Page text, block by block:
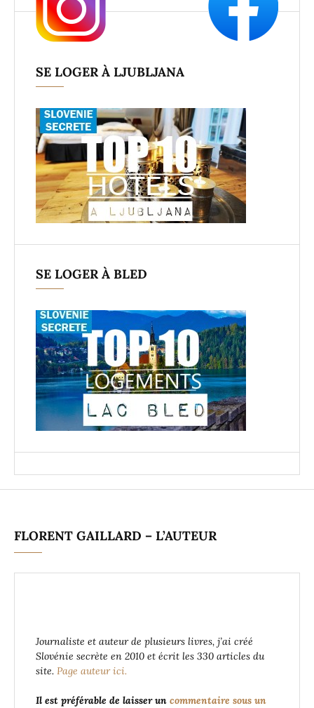
SE LOGER À LJUBLJANA
SE LOGER À BLED
FLORENT GAILLARD – L’AUTEUR
Journaliste et auteur de plusieurs livres, j’ai créé
Slovénie secrète en 2010 et écrit les 330 articles du
site. Page auteur ici.
Il est préférable de laisser un commentaire sous un